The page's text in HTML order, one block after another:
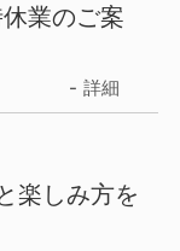
業のご案
詳細
楽しみ方を